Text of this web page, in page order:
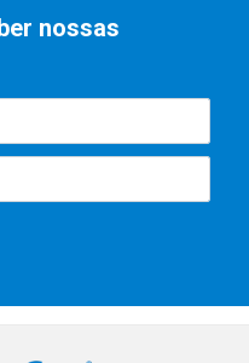
nossas